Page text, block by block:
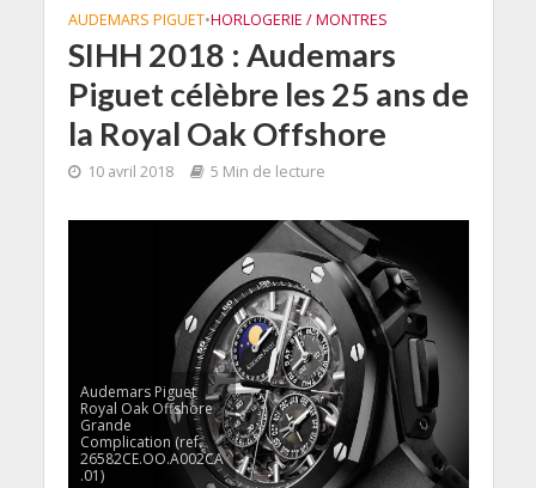
AUDEMARS PIGUET•HORLOGERIE / MONTRES
SIHH 2018 : Audemars
Piguet célèbre les 25 ans de
la Royal Oak Offshore
10 avril 2018 5 Min de lecture
Audemars Piguet
Royal Oak Offshore
Grande
Complication (ref.
26582CE.OO.A002CA
.01)